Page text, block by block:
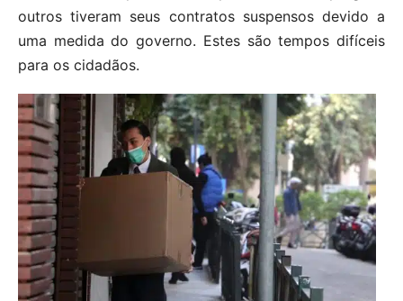
outros tiveram seus contratos suspensos devido a
uma medida do governo. Estes são tempos difíceis
para os cidadãos.